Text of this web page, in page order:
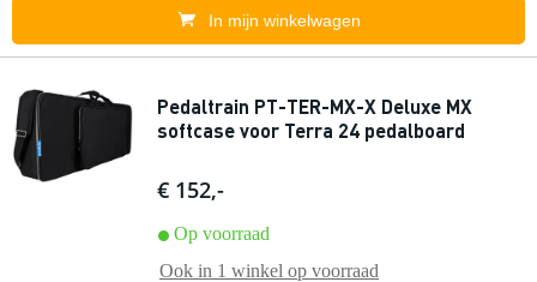
In mijn winkelwagen
Pedaltrain PT-TER-MX-X Deluxe MX
softcase voor Terra 24 pedalboard
€ 152,-
Op voorraad
Ook in 1 winkel op voorraad